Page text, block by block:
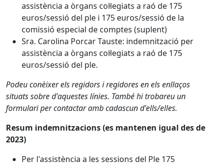
assistència a òrgans col·legiats a raó de 175
euros/sessió del ple i 175 euros/sessió de la
comissió especial de comptes (suplent)
Sra. Carolina Porcar Tauste: indemnització per
assistència a òrgans col·legiats a raó de 175
euros/sessió del ple.
Podeu conèixer els regidors i regidores en els enllaços
situats sobre d'aquestes línies. També hi trobareu un
formulari per contactar amb cadascun d'ells/elles.
Resum indemnitzacions (es mantenen igual des de
2023)
Per l'assistència a les sessions del Ple 175